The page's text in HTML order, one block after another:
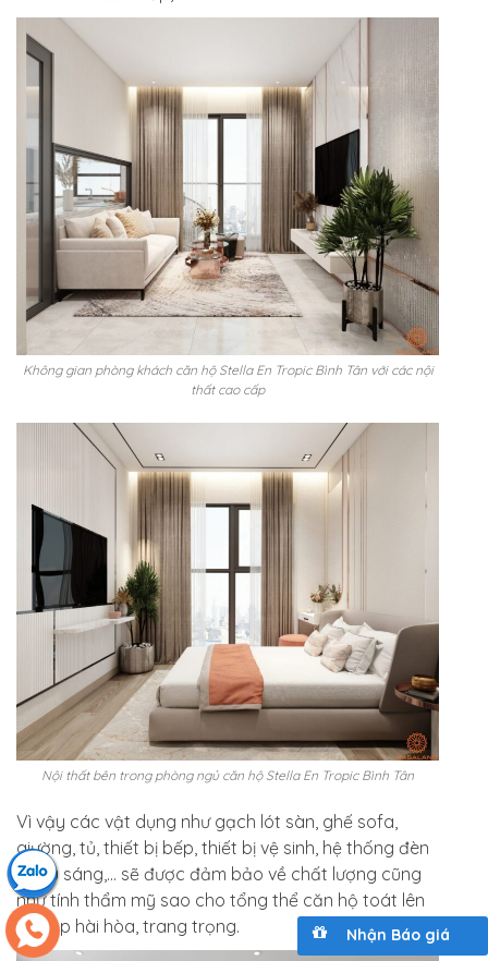
Không gian phòng khách căn hộ Stella En Tropic Bình Tân với các nội
thất cao cấp
Nội thất bên trong phòng ngủ căn hộ Stella En Tropic Bình Tân
Vì vậy các vật dụng như gạch lót sàn, ghế sofa,
giường, tủ, thiết bị bếp, thiết bị vệ sinh, hệ thống đèn
chiếu sáng,… sẽ được đảm bảo về chất lượng cũng
như tính thẩm mỹ sao cho tổng thể căn hộ toát lên
vẻ đẹp hài hòa, trang trọng.
Nhận Báo giá